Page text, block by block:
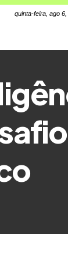
quinta-feira, ago 6,